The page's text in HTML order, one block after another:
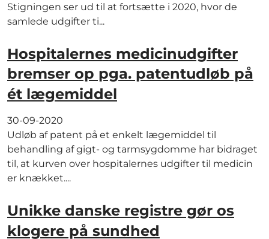
Stigningen ser ud til at fortsætte i 2020, hvor de
samlede udgifter ti...
Hospitalernes medicinudgifter
bremser op pga. patentudløb på
ét lægemiddel
30-09-2020
Udløb af patent på et enkelt lægemiddel til
behandling af gigt- og tarmsygdomme har bidraget
til, at kurven over hospitalernes udgifter til medicin
er knækket....
Unikke danske registre gør os
klogere på sundhed